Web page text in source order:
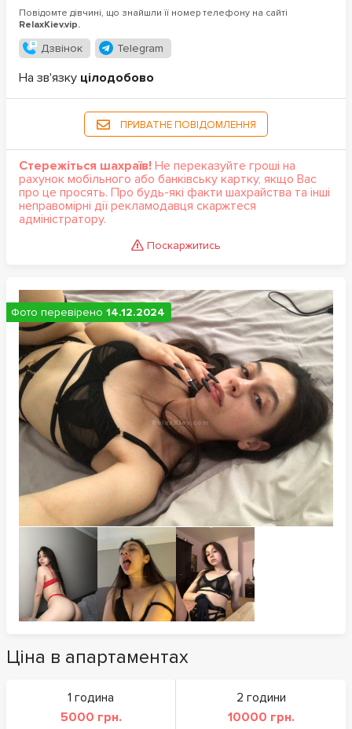
Повідомте дівчині, що знайшли її номер телефону на сайті
RelaxKiev.vip.
Дзвінок Telegram
На зв'язку цілодобово
ПРИВАТНЕ ПОВІДОМЛЕННЯ
Стережіться шахраїв! Не переказуйте гроші на
рахунок мобільного або банківську картку, якщо Вас
про це просять. Про будь-які факти шахрайства та інші
неправомірні дії рекламодавця скаржтеся
адміністратору.
Поскаржитись
Фото перевірено 14.12.2024
Ціна в апартаментах
1 година
5000 грн.
2 години
10000 грн.